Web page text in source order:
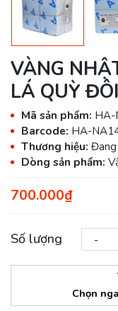
VÀNG
LÁ QUỲ ĐÔI
Mã sản phẩm: HA-
Barcode: HA-
Thương hiệu:
Dòng sản phẩm:
700.000₫
Số lượng -
Chọn